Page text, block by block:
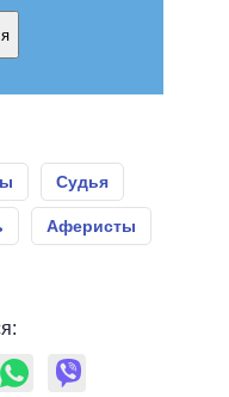
Судья
Аферисты